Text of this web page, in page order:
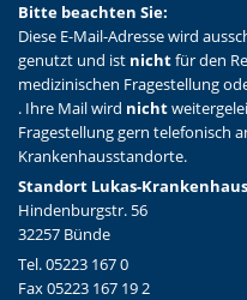
Bitte beachten Sie:
Diese E-Mail-Adresse wird
genutzt und ist nichtfür den
medizinischen Fragestellung
. Ihre Mail wird nicht
Fragestellung gern telefonisch
Krankenhausstandorte.
Standort Lukas-
Hindenburgstr. 56
32257 Bünde
Tel. 05223 167 0
Fax 05223 167 19 2